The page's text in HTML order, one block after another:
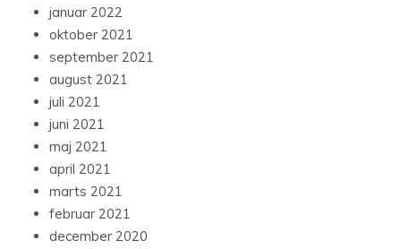
januar 2022
oktober 2021
september 2021
august 2021
juli 2021
juni 2021
maj 2021
april 2021
marts 2021
februar 2021
december 2020